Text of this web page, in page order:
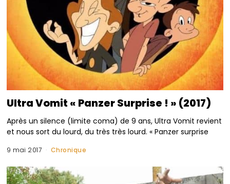
Ultra Vomit « Panzer Surprise ! » (2017)
Après un silence (limite coma) de 9 ans, Ultra Vomit revient
et nous sort du lourd, du très très lourd. « Panzer surprise
9 mai 2017 Chronique